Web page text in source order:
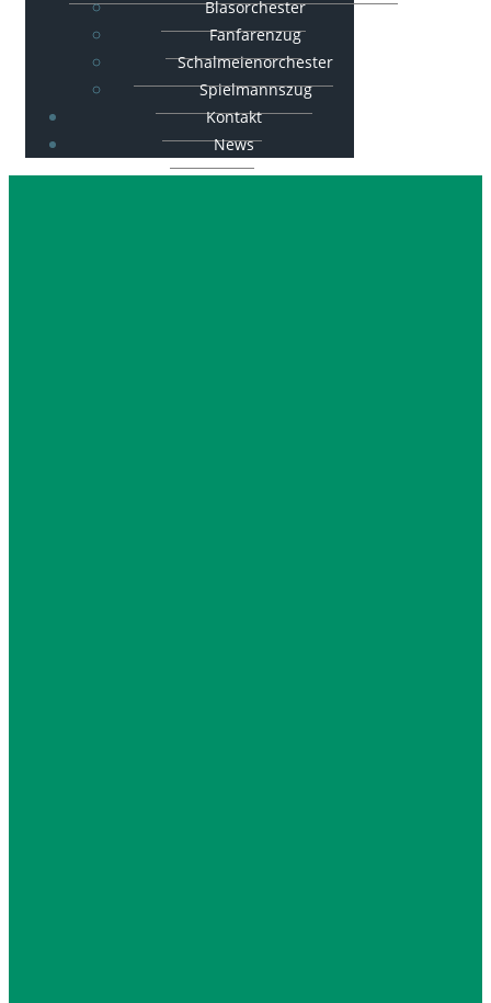
Blasorchester
Fanfarenzug
Schalmeienorchester
Spielmannszug
Kontakt
News